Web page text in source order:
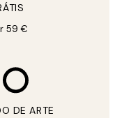
59 €
DE ARTE